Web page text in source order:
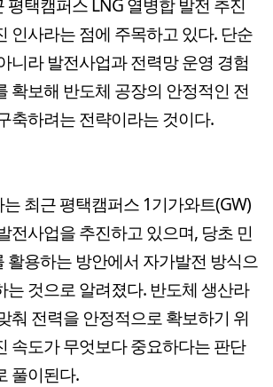
인사라는 점에 주목하고 있다. 단순
니라 발전사업과 전력망 운영 경험
확보해 반도체 공장의 안정적인 전
축하려는 전략이라는 것이다.
최근 평택캠퍼스 1기가와트(GW)
전사업을 추진하고 있으며, 당초 민
활용하는 방안에서 자가발전 방식으
는 것으로 알려졌다. 반도체 생산라
춰 전력을 안정적으로 확보하기 위
속도가 무엇보다 중요하다는 판단
풀이된다.